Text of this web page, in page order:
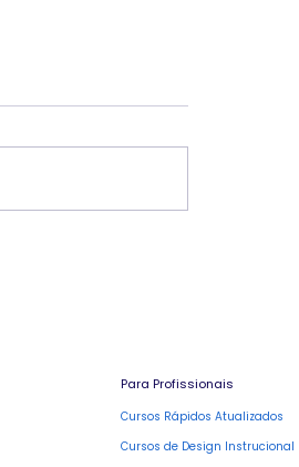
Para Profissionais
Cursos Rápidos Atualizados
Cursos de Design Instrucional